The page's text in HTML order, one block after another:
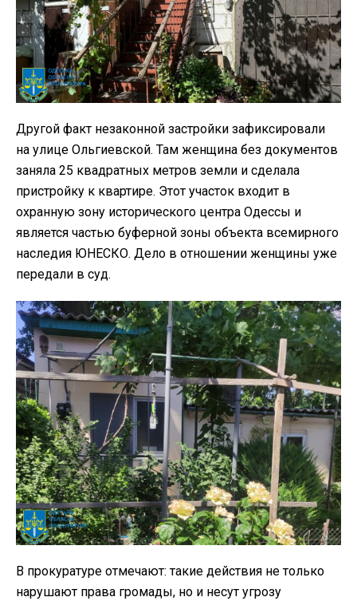
Другой факт незаконной застройки зафиксировали
на улице Ольгиевской. Там женщина без документов
заняла 25 квадратных метров земли и сделала
пристройку к квартире. Этот участок входит в
охранную зону исторического центра Одессы и
является частью буферной зоны объекта всемирного
наследия ЮНЕСКО. Дело в отношении женщины уже
передали в суд.
В прокуратуре отмечают: такие действия не только
нарушают права громады, но и несут угрозу